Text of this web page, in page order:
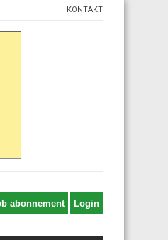
KONTAKT